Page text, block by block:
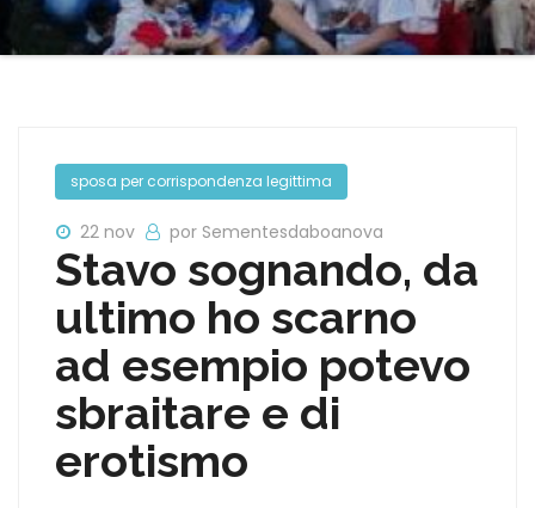
sposa per corrispondenza legittima
22 nov por Sementesdaboanova
Stavo sognando, da
ultimo ho scarno
ad esempio potevo
sbraitare e di
erotismo